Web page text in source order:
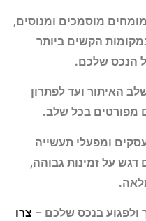
מוסמכים ומנוסים,
הקשים ביותר
הנכס שלכם.
האיתור ועד לפתרון
מפורטים בכל שלב.
ומפעלי תעשייה
על זמינות גבוהה,
ולפגוע בנכס שלכם – צרו